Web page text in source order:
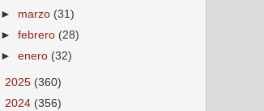
► marzo (31)
►febrero (28)
►enero (32)
2025 (360)
2024 (356)